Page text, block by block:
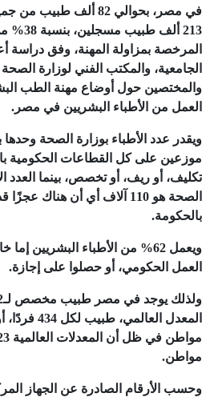
في مصر، بحوالي 82
213 ألف
المرخصة بمزاولة المهنة، وفق دراسة
الجامعية، والمكتب الفني لوزارة
والمختصين حول أوضاع مهنة الطب
العمل من الأطباء البشريين في مصر.
موزعين على كل القطاعات الحكومية
تكليف، أو ريف، أو تخصص، بينما العدد
بالحكومة.
ويعمل 62% من الأطباء البشريين
العمل الحكومي، أو حصلوا على إجازة.
مواطن.
وحسب الأرقام الصادرة عن الجهاز